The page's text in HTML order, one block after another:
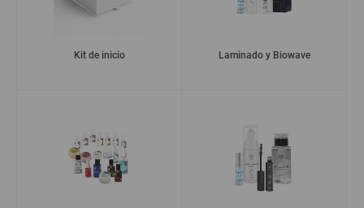
Kit de inicio Laminado y Biowave